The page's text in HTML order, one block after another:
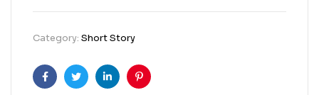
Category: Short Story
FacebookTwitterLinkedinPinterest